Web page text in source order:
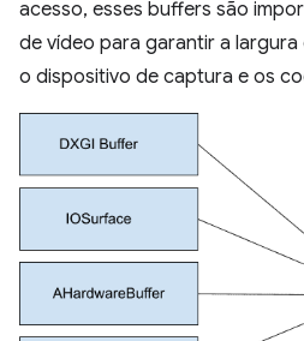
acesso, esses buffers são
de vídeo para garantir a
o dispositivo de captura e os